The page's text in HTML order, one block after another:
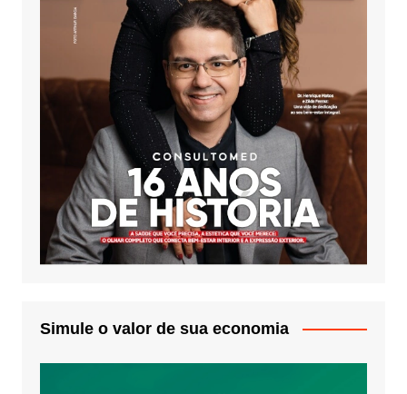
Simule o valor de sua economia